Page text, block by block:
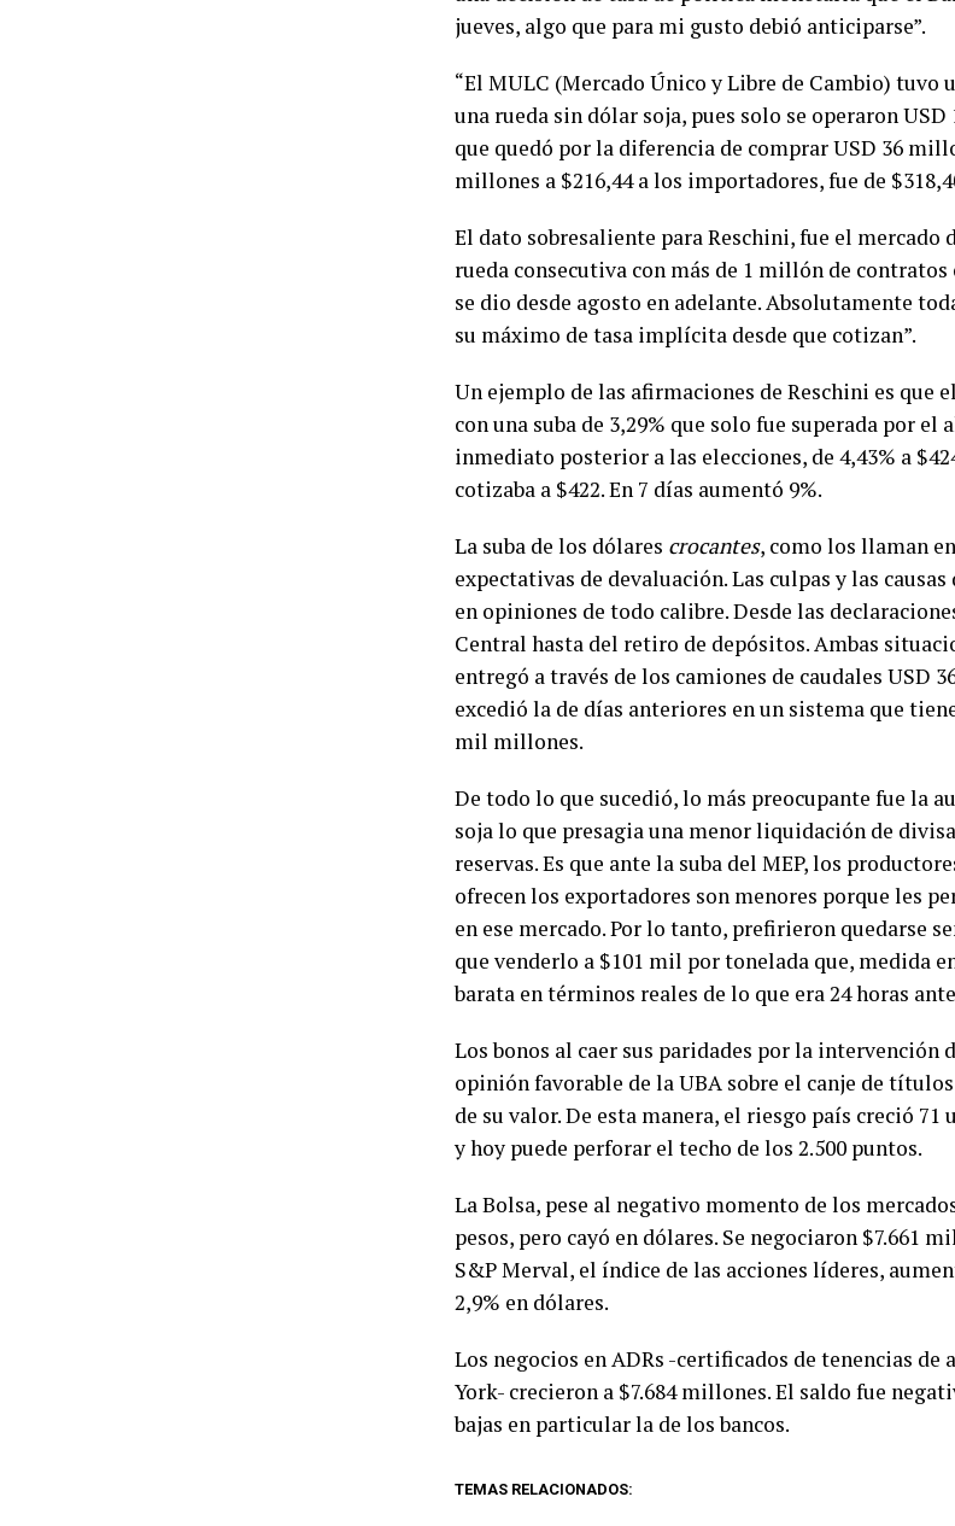
jueves, algo que para mi gusto debió anticiparse”.
“El MULC (Mercado Único y Libre de Cambio) tuvo
una rueda sin dólar soja, pues solo se operaron
que quedó por la diferencia de comprar USD 36
millones a $216,44 a los importadores, fue de
El dato sobresaliente para Reschini, fue el mercado
rueda consecutiva con más de 1 millón de contratos
se dio desde agosto en adelante. Absolutamente
su máximo de tasa implícita desde que cotizan”.
Un ejemplo de las afirmaciones de Reschini es que
con una suba de 3,29% que solo fue superada por el
inmediato posterior a las elecciones, de 4,43% a
cotizaba a $422. En 7 días aumentó 9%.
La suba de los dólares crocantes, como los llaman
expectativas de devaluación. Las culpas y las
en opiniones de todo calibre. Desde las
Central hasta del retiro de depósitos. Ambas
entregó a través de los camiones de caudales USD
excedió la de días anteriores en un sistema que
mil millones.
De todo lo que sucedió, lo más preocupante fue la
soja lo que presagia una menor liquidación de
reservas. Es que ante la suba del MEP, los
ofrecen los exportadores son menores porque les
en ese mercado. Por lo tanto, prefirieron quedarse
que venderlo a $101 mil por tonelada que, medida
barata en términos reales de lo que era 24 horas
Los bonos al caer sus paridades por la intervención
opinión favorable de la UBA sobre el canje de
de su valor. De esta manera, el riesgo país creció 71
y hoy puede perforar el techo de los 2.500 puntos.
La Bolsa, pese al negativo momento de los
pesos, pero cayó en dólares. Se negociaron $7.661
S&P Merval, el índice de las acciones líderes,
2,9% en dólares.
Los negocios en ADRs -certificados de tenencias de
York- crecieron a $7.684 millones. El saldo fue
bajas en particular la de los bancos.
TEMAS RELACIONADOS: